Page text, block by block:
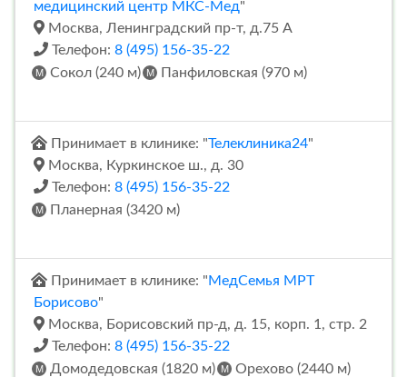
медицинский центр МКС-Мед"
Москва, Ленинградский пр-т, д.75 А
Телефон: 8 (495) 156-35-22
Сокол (240 м)
Панфиловская (970 м)
Принимает в клинике: "Телеклиника24"
Москва, Куркинское ш., д. 30
Телефон: 8 (495) 156-35-22
Планерная (3420 м)
Принимает в клинике: "МедСемья МРТ
Борисово"
Москва, Борисовский пр-д, д. 15, корп. 1, стр. 2
Телефон: 8 (495) 156-35-22
Домодедовская (1820 м)
Орехово (2440 м)